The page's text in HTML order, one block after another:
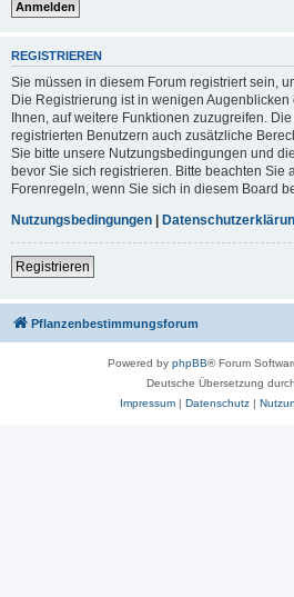
REGISTRIEREN
Sie müssen in diesem Forum registriert sein,
Die Registrierung ist in wenigen
Ihnen, auf weitere Funktionen zuzugreifen.
registrierten Benutzern auch zusätzliche
Sie bitte unsere Nutzungsbedingungen und
bevor Sie sich registrieren. Bitte beachten Sie
Forenregeln, wenn Sie sich in diesem Board
Nutzungsbedingungen |
Registrieren
Pflanzenbestimmungsforum
Powered by phpBB® Forum
Deutsche Übersetzung durch
Impressum | Datenschutz |